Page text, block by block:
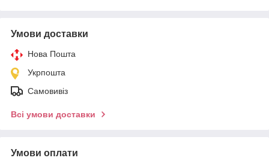
Умови доставки
Нова Пошта
Укрпошта
Самовивіз
Всі умови доставки
Умови оплати